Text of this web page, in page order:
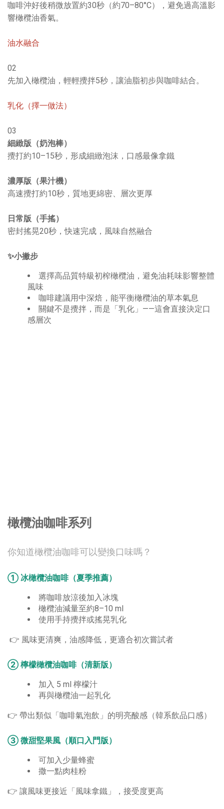
咖啡沖好後稍微放置約30秒（約70–80°C），避免過高溫影
響橄欖油香氣。
油水融合
02
先加入橄欖油，輕輕攪拌5秒，讓油脂初步與咖啡結合。
乳化（擇一做法）
03
細緻版（奶泡棒）
攪打約10–15秒，形成細緻泡沫，口感最像拿鐵
濃厚版（果汁機）
高速攪打約10秒，質地更綿密、層次更厚
日常版（手搖）
密封搖晃20秒，快速完成，風味自然融合
✨小撇步
選擇高品質特級初榨橄欖油，避免油耗味影響整體
風味
咖啡建議用中深焙，能平衡橄欖油的草本氣息
關鍵不是攪拌，而是「乳化」——這會直接決定口
感層次
橄欖油咖啡系列
你知道橄欖油咖啡可以變換口味嗎？
① 冰橄欖油咖啡（夏季推薦）
將咖啡放涼後加入冰塊
橄欖油減量至約8–10 ml
使用手持攪拌或搖晃乳化
👉 風味更清爽，油感降低，更適合初次嘗試者
② 檸檬橄欖油咖啡（清新版）
加入 5 ml 檸檬汁
再與橄欖油一起乳化
👉 帶出類似「咖啡氣泡飲」的明亮酸感（韓系飲品口感）
③ 微甜堅果風（順口入門版）
可加入少量蜂蜜
撒一點肉桂粉
👉 讓風味更接近「風味拿鐵」，接受度更高